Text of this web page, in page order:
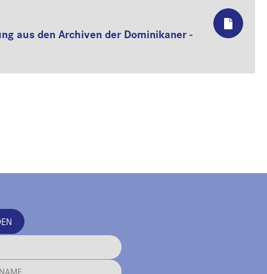
aus den Archiven der Dominikaner -